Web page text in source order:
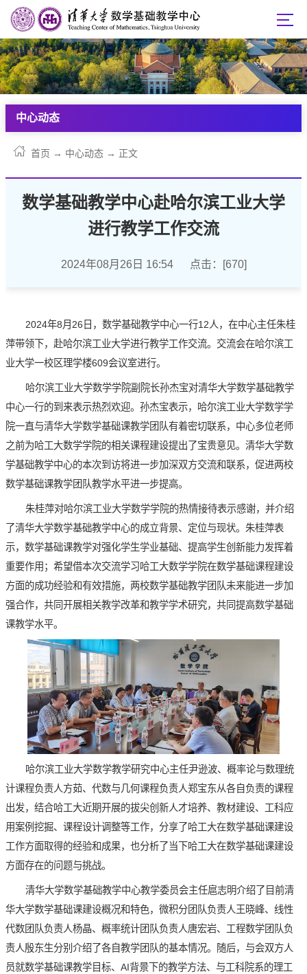
中心动态
首页 → 中心动态 → 正文
数学基础教学中心赴哈尔滨工业大学
进行教学工作交流
2024年08月26日 16:54 点击：[670]
2024年8月26日，数学基础教学中心一行12人，在中心主任朱桂
萍带领下，赴哈尔滨工业大学进行教学工作交流。交流会在哈尔滨工
业大学一校区理学楼609会议室进行。
哈尔滨工业大学数学学院副院长孙杰宝对清华大学数学基础教学
中心一行的到来表示热烈欢迎。孙杰宝表示，哈尔滨工业大学数学学
院一直与清华大学数学基础课教学团队有着密切联系，中心多位老师
之前为哈工大数学学院的相关课程建设提出了宝贵意见。清华大学数
学基础教学中心的本次到访将进一步加深双方交流和联系，促进两校
数学基础课教学团队教学水平进一步提高。
朱桂萍对哈尔滨工业大学数学学院的热情接待表示感谢，并介绍
了清华大学数学基础教学中心的成立背景、定位与现状。朱桂萍表
示，数学基础课教学对强化学生学业基础、提高学生创新能力发挥着
重要作用；希望借本次交流学习哈工大数学学院在数学基础课程建设
方面的成功经验和有效措施，两校数学基础教学团队未来能进一步加
强合作，共同开展相关教学改革和教学学术研究，共同提高数学基础
课教学水平。
哈尔滨工业大学数学教学研究中心主任尹逊波、概率论与数理统
计课程负责人方茹、代数与几何课程负责人郑宝东从各自负责的课程
出发，结合哈工大近期开展的拔尖创新人才培养、教材建设、工科应
用案例挖掘、课程设计调整等工作，分享了哈工大在数学基础课建设
工作方面取得的经验和成果，也分析了当下哈工大在数学基础课建设
方面存在的问题与挑战。
清华大学数学基础教学中心教学委员会主任扈志明介绍了目前清
华大学数学基础课建设概况和特色，微积分团队负责人王晓峰、线性
代数团队负责人杨晶、概率统计团队负责人唐宏岩、工程数学团队负
责人殷东生分别介绍了各自教学团队的基本情况。随后，与会双方人
员就数学基础课教学目标、AI背景下的教学方法、与工科院系的理工